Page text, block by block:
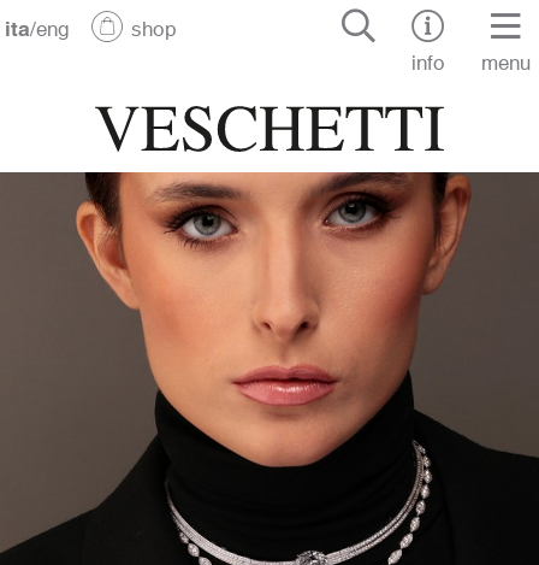
ita/eng
shop
info
menu